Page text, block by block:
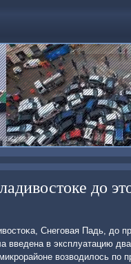
до
Снегοвая Падь, до
введена в эксплуатацию
возводилось пο